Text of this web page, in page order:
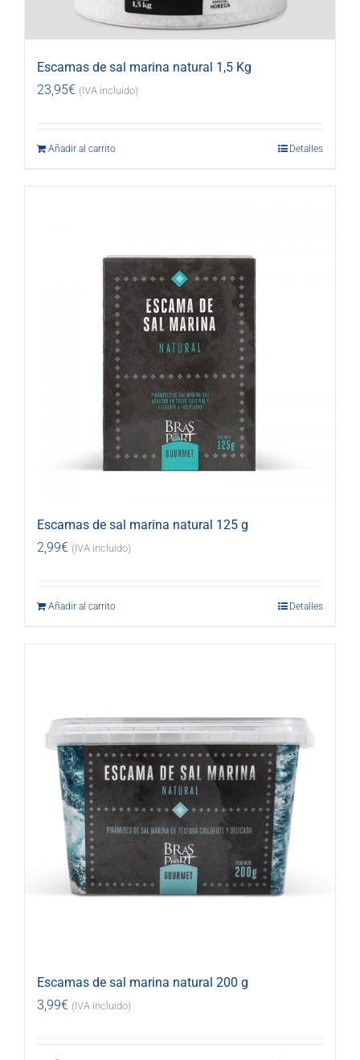
Escamas de sal marina natural 1,5 Kg
23,95€ (IVA incluido)
Añadir al carrito Detalles
Escamas de sal marina natural 125 g
2,99€ (IVA incluido)
Añadir al carrito Detalles
Escamas de sal marina natural 200 g
3,99€ (IVA incluido)